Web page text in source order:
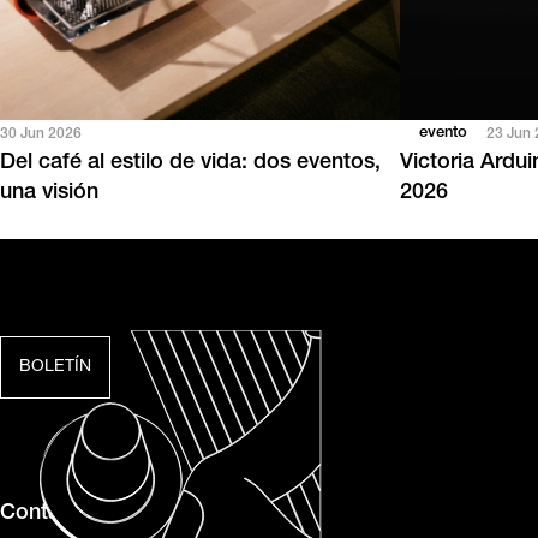
30 Jun 2026
Del café al estilo de vida: dos eventos,
una visión
evento 23 Jun
Victoria
2026
BOLETÍN
Contacto